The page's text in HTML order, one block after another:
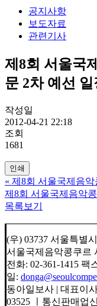
공지사항
보도자료
관련기사
제8회 서울국
문 2차 예선 일
작성일
2012-04-21 22:18
조회
1681
인쇄
« 제8회 서울국제음
제8회 서울국제음악
목록보기
(우) 03737 서울특별
서울국제음악콩쿠르
전화: 02-361-1415 팩
일:
동아일보사 | 대표이
03525 ㅣ통신판매업